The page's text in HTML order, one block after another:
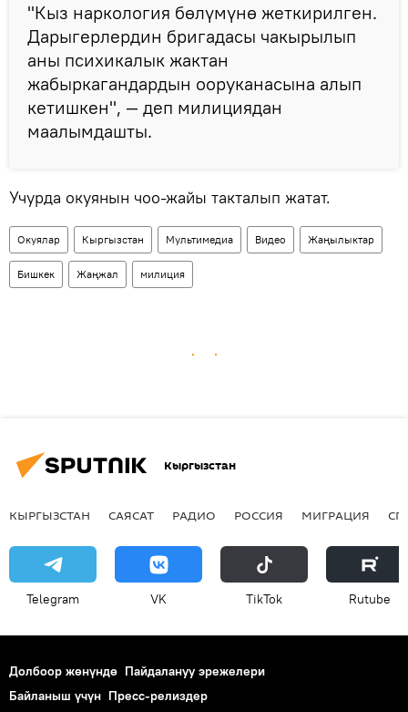
"Кыз наркология бөлүмүнө жеткирилген.
Дарыгерлердин бригадасы чакырылып
аны психикалык жактан
жабыркагандардын ооруканасына алып
кетишкен", — деп милициядан
маалымдашты.
Учурда окуянын чоо-жайы такталып жатат.
Окуялар Кыргызстан Мультимедиа Видео Жаңылыктар
Бишкек Жаңжал милиция
Кыргызстан
КЫРГЫЗСТАН САЯСАТ РАДИО РОССИЯ МИГРАЦИЯ
Telegram VK ТikТоk Rutube
Долбоор жөнүндө Пайдалануу эрежелери
Байланыш үчүн Пресс-релиздер